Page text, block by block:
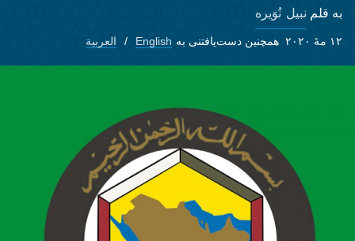
به قلم نبیل نُوَیره
۱۲ مهٔ ۲۰۲۰ همچنین دست‌یافتنی به English العربية